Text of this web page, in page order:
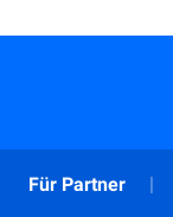
Für Partner